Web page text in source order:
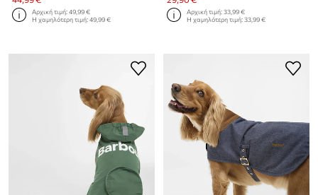
Αρχική τιμή:49,99 €
Η χαμηλότερη τιμή:49,99 €
Αρχική τιμή:33,99 €
Η χαμηλότερη τιμή:33,99 €